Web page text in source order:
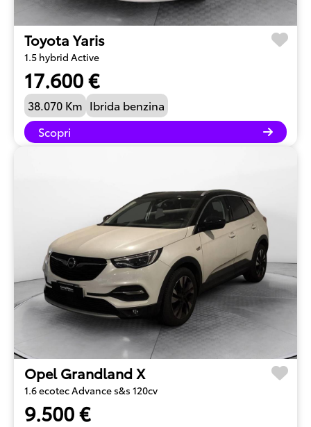
Toyota Yaris
1.5 hybrid Active
17.600 €
38.070 Km Ibrida benzina
Scopri
Opel Grandland X
1.6 ecotec Advance s&s 120cv
9.500 €